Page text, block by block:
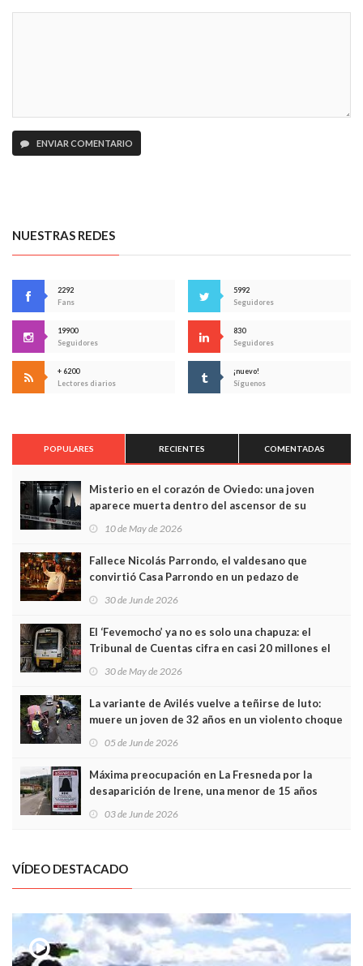
ENVIAR COMENTARIO
NUESTRAS REDES
2292
Fans
5992
Seguidores
19900
Seguidores
830
Seguidores
+ 6200
Lectores diarios
¡nuevo!
Síguenos
POPULARES RECIENTES COMENTADAS
Misterio en el corazón de Oviedo: una joven
aparece muerta dentro del ascensor de su
edificio y las cámaras captan sus últimos minutos
10 de May de 2026
Fallece Nicolás Parrondo, el valdesano que
convirtió Casa Parrondo en un pedazo de
Asturias en Madrid
30 de Jun de 2026
El ‘Fevemocho’ ya no es solo una chapuza: el
Tribunal de Cuentas cifra en casi 20 millones el
sobrecoste de los trenes que no cabían por los
30 de May de 2026
La variante de Avilés vuelve a teñirse de luto:
muere un joven de 32 años en un violento choque
frontal
05 de Jun de 2026
Máxima preocupación en La Fresneda por la
desaparición de Irene, una menor de 15 años
03 de Jun de 2026
VÍDEO DESTACADO